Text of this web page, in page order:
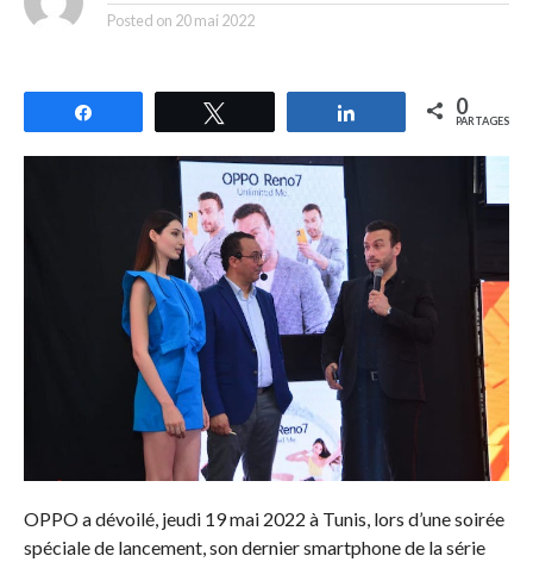
Posted on 20 mai 2022
Partagez 0
PARTAGES
OPPO a dévoilé, jeudi 19 mai 2022 à Tunis, lors d’une soirée
spéciale de lancement, son dernier smartphone de la série